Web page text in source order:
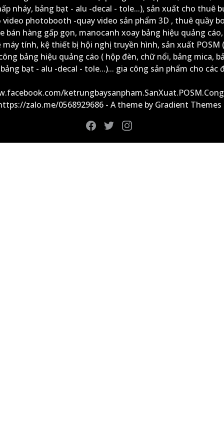
nháy, bảng bạt - alu -decal - tole...), sản xuất cho thuê
photobooth -quay video sản phẩm 3D , thuê quầy
bán hàng gấp gọn, manocanh xoay bảng hiệu quảng
tính, kệ thiết bị hội nghị truyền hình, sản xuất POSM
bảng hiệu quảng cáo ( hộp đèn, chữ nổi, bảng mica,
bạt - alu -decal - tole...)... gia công sản phẩm cho các
zalo.me/0568929686 - A theme by Gradient